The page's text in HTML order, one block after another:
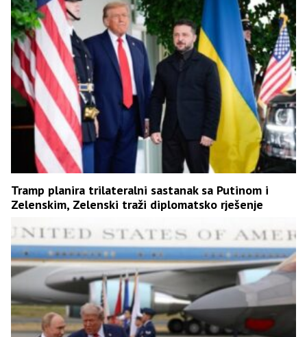
Tramp planira trilateralni sastanak sa Putinom i
Zelenskim, Zelenski traži diplomatsko rješenje